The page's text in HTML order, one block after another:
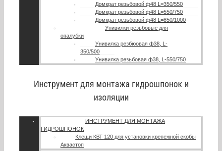
Домкрат резьбовой ф48 L=350/550
Домкрат резьбовой ф48 L=550/750
Домкрат резьбовой ф48 L=850/1000
Унивилки резьбовые для
опалубки
Унивилка резбюовая ф38, L-
350/500
Унивилка резьбовая ф38, L-550/750
Инструмент для монтажа гидрошпонок и
изоляции
ИНСТРУМЕНТ ДЛЯ МОНТАЖА
ГИДРОШПОНОК
Клещи КВТ 120 для установки крепежной скобы
Аквастоп